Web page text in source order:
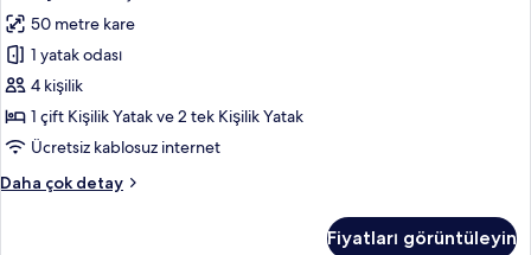
Kişilik
Oda
için
tüm
fotoğrafları
50 metre kare
1 yatak odası
4 kişilik
1 çift Kişilik Yatak ve 2 tek Kişilik Yatak
Ücretsiz kablosuz internet
Daha çok detay
Family
Fiyatları görüntüleyin